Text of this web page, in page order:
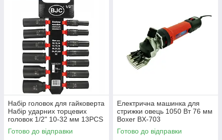
Набір головок для гайковерта
Набір ударних торцевих
головок 1/2" 10-32 мм 13PCS
BJC /довгі/. M58272
Готово до відправки
Електрична машинка для
стрижки овець 1050 Вт 76 мм
Boxer BX-703
електротриммер для стрижки
худоби тварин
Готово до відправки